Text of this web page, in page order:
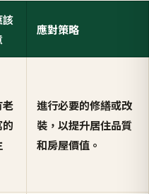
該
應對策略
老
進行必要的修繕或改
裝，以提升居住品質
和房屋價值。